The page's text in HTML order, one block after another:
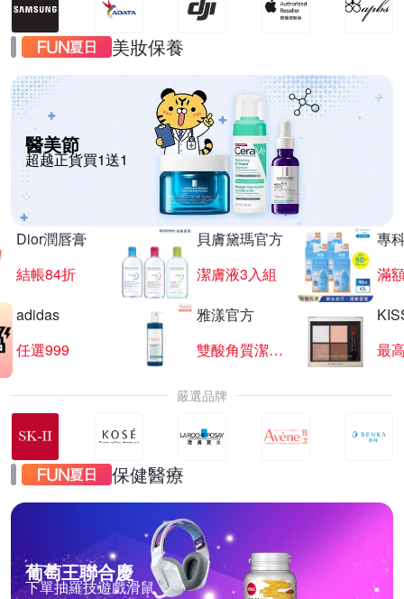
美妝保養
醫美節
超越正貨買1送1
Dior潤唇膏
結帳84折
貝膚黛瑪官方
潔膚液3入組
專
滿
adidas
任選999
雅漾官方
雙酸角質潔膚露
最
嚴選品牌
保健醫療
葡萄王聯合慶
下單抽羅技遊戲滑鼠